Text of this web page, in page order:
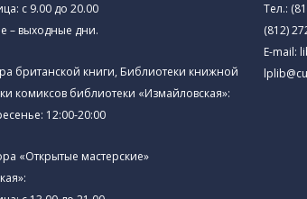
с 9.00 до 20.00
– выходные дни.
британской книги, Библиотеки книжной
комиксов библиотеки «Измайловская»:
12:00-20:00
«Открытые мастерские»
Тел.:
(812)
E-mail: